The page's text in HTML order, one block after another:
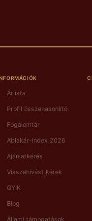
Árlista
Profil összehasonlító
Fogalomtár
Ablakár-index 2026
Ajánlatkérés
Visszahívást kérek
GYIK
Blog
Állami támogatások